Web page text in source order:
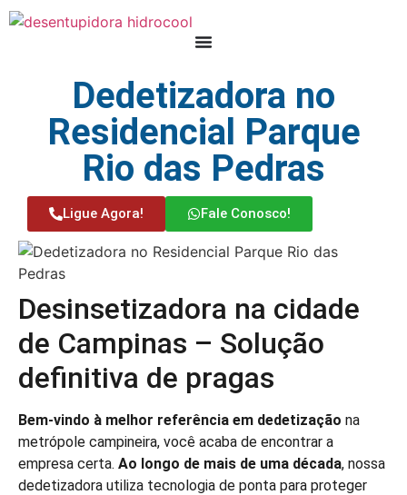
Dedetizadora no
Residencial Parque
Rio das Pedras
Ligue Agora! Fale Conosco!
Desinsetizadora na cidade
de Campinas – Solução
definitiva de pragas
Bem-vindo à melhor referência em dedetização na
metrópole campineira, você acaba de encontrar a
empresa certa. Ao longo de mais de uma década, nossa
dedetizadora utiliza tecnologia de ponta para proteger